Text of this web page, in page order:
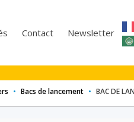
Contact Newsletter
• Bacs de lancement • BAC DE